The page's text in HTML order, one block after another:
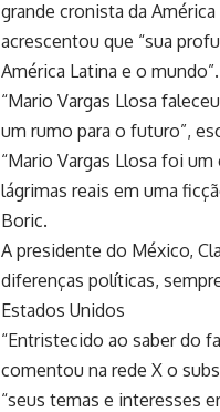
grande cronista da
acrescentou que “sua
América Latina e o mundo”.
“Mario Vargas Llosa
um rumo para o futuro”,
“Mario Vargas Llosa foi
lágrimas reais em uma
Boric.
A presidente do México,
diferenças políticas,
Estados Unidos
“Entristecido ao saber do
comentou na rede X o
“seus temas e interesses